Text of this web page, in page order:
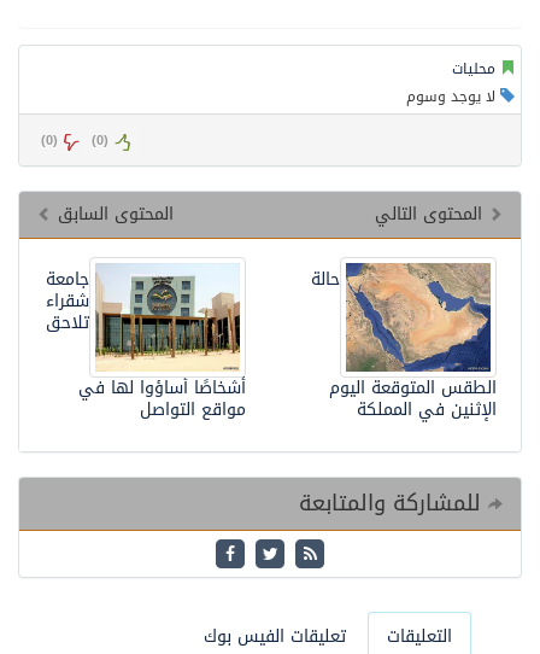
محليات
لا يوجد وسوم
(
0
) (
0
)
المحتوى السابق
المحتوى التالي
جامعة
شقراء
تلاحق
أشخاصًا أساؤوا لها في
مواقع التواصل
حالة
الطقس المتوقعة اليوم
الإثنين في المملكة
للمشاركة والمتابعة
التعليقات تعليقات الفيس بوك